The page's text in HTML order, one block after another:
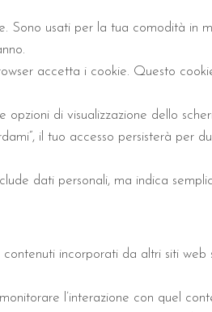
Sono usati per la tua comodità in
accetta i cookie. Questo
di visualizzazione dello
il tuo accesso persisterà per
dati personali, ma indica
incorporati da altri siti web
l’interazione con quel